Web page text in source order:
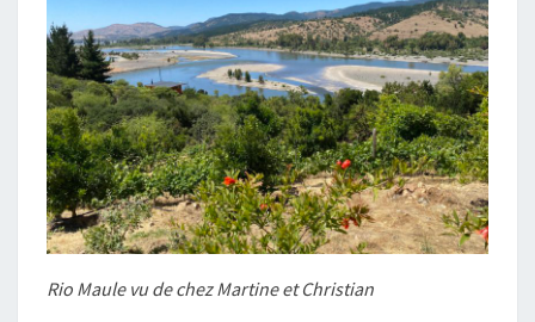
Rio Maule vu de chez Martine et Christian